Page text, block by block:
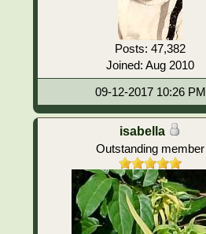
Posts: 47,382
Joined: Aug 2010
09-12-2017 10:26 PM
isabella
Outstanding member